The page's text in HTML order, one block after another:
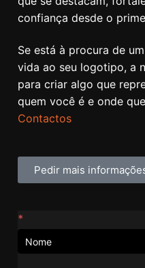
confiança desde o
Se está à procura de
vida ao seu logotipo, a
para criar algo que
quem você é e onde
Contactos
Pedir mais
Contactos
*